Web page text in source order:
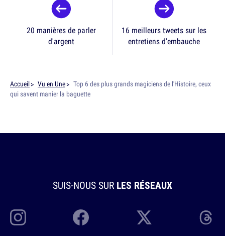
20 manières de parler
d'argent
16 meilleurs tweets sur les
entretiens d'embauche
Accueil Vu en Une
Top 6 des plus grands magiciens de l'Histoire, ceux
qui savent manier la baguette
SUIS-NOUS SUR LES RÉSEAUX